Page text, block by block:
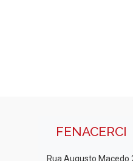
FENACERCI
Rua Augusto Macedo